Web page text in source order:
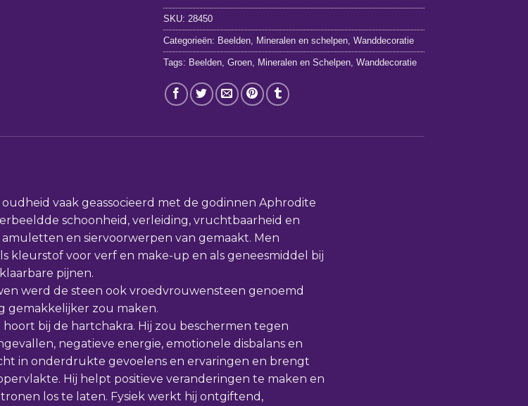
SKU: 28450
Categorieën: Beelden Mineralen en schelpen ,Wanddecoratie
Tags: Beelden ,Groen Mineralen en Schelpen ,Wanddecoratie
vaak geassocieerd met de godinnen Aphrodite
schoonheid, verleiding, vruchtbaarheid en
en siervoorwerpen van gemaakt. Men
kleurstof voor verf en make-up en als geneesmiddel bij
pijnen.
werd de steen ook vroedvrouwensteen genoemd
gemakkelijker zou maken.
bij de hartchakra. Hij zou beschermen tegen
negatieve energie, emotionele disbalans en
in onderdrukte gevoelens en ervaringen en brengt
Hij helpt positieve veranderingen te maken en
los te laten. Fysiek werkt hij ontgiftend,